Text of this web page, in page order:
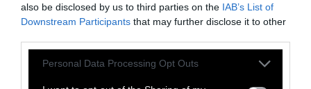
also be disclosed by us to third parties on the IAB’s List of
Downstream Participants that may further disclose it to other
Personal Data Processing Opt Outs
Γουίσοου (Το Άρωμα: Η Ιστορία Ενός
Δολοφόνου, Cloud Atlas, Paddington 1&2),
φέρνει αναπόφευκτα στο νου τον Αστακό του
Λάνθιμου και κάποιος μπορεί μονάχα να